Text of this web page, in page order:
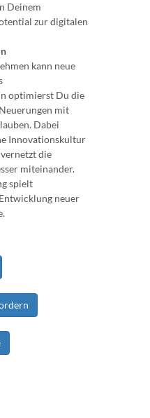
Deinem
zur digitalen
kann neue
optimierst Du die
mit
Dabei
Innovationskultur
die
miteinander.
spielt
neuer